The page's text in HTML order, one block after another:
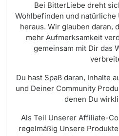
Bei BitterLiebe dreht
Wohlbefinden und natürliche
heraus. Wir glauben daran,
mehr Aufmerksamkeit
gemeinsam mit Dir das
Du hast Spaß daran, Inhalte
und Deiner Community
denen Du
Als Teil Unserer Affiliate-
regelmäßig Unsere